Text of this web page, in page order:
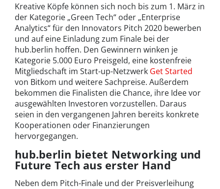
Kreative Köpfe können sich noch bis zum 1. März in
der Kategorie „Green Tech“ oder „Enterprise
Analytics“ für den Innovators Pitch 2020 bewerben
und auf eine Einladung zum Finale bei der
hub.berlin hoffen. Den Gewinnern winken je
Kategorie 5.000 Euro Preisgeld, eine kostenfreie
Mitgliedschaft im Start-up-Netzwerk Get Started
von Bitkom und weitere Sachpreise. Außerdem
bekommen die Finalisten die Chance, ihre Idee vor
ausgewählten Investoren vorzustellen. Daraus
seien in den vergangenen Jahren bereits konkrete
Kooperationen oder Finanzierungen
hervorgegangen.
hub.berlin bietet Networking und
Future Tech aus erster Hand
Neben dem Pitch-Finale und der Preisverleihung